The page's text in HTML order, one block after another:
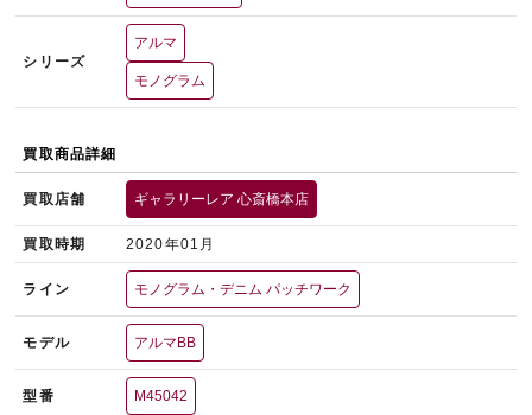
シリーズ
アルマ
モノグラム
買取商品詳細
買取店舗 ギャラリーレア 心斎橋本店
買取時期 2020年01月
ライン モノグラム・デニム パッチワーク
モデル アルマBB
型番 M45042